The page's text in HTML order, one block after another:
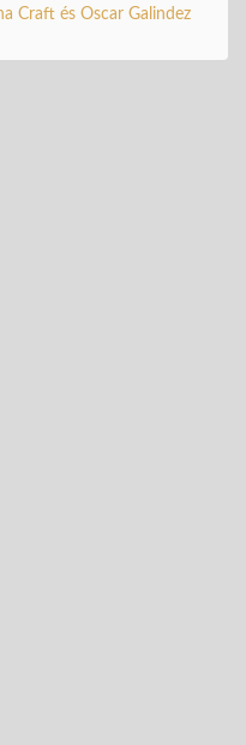
Craft és Oscar Galindez